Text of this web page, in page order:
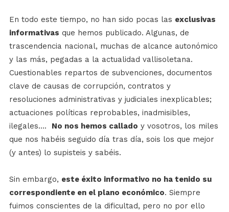
En todo este tiempo, no han sido pocas las exclusivas
informativas que hemos publicado. Algunas, de
trascendencia nacional, muchas de alcance autonómico
y las más, pegadas a la actualidad vallisoletana.
Cuestionables repartos de subvenciones, documentos
clave de causas de corrupción, contratos y
resoluciones administrativas y judiciales inexplicables;
actuaciones políticas reprobables, inadmisibles,
ilegales…. No nos hemos callado y vosotros, los miles
que nos habéis seguido día tras día, sois los que mejor
(y antes) lo supisteis y sabéis.
Sin embargo, este éxito informativo no ha tenido su
correspondiente en el plano económico. Siempre
fuimos conscientes de la dificultad, pero no por ello